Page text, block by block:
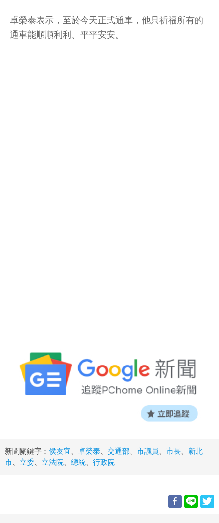
卓榮泰表示，至於今天正式通車，他只祈福所有的
通車能順順利利、平平安安。
新聞關鍵字： 侯友宜 卓榮泰 交通部 市議員 市長
新北
市
立委 立法院 總統 行政院